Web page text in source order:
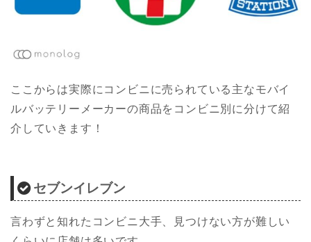
ここからは実際にコンビニに売られている主なモバイ
ルバッテリーメーカーの商品をコンビニ別に分けて紹
介していきます！
セブンイレブン
言わずと知れたコンビニ大手、見つけない方が難しい